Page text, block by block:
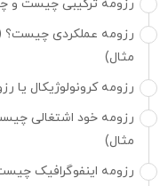
رزومه ترکیبی چیست و
رزومه عملکردی چیست؟
مثال)
رزومه کرونولوژیکال
رزومه خود اشتغالی
مثال)
رزومه اینفوگرافیک چیست؟ ۸ مرحله برای